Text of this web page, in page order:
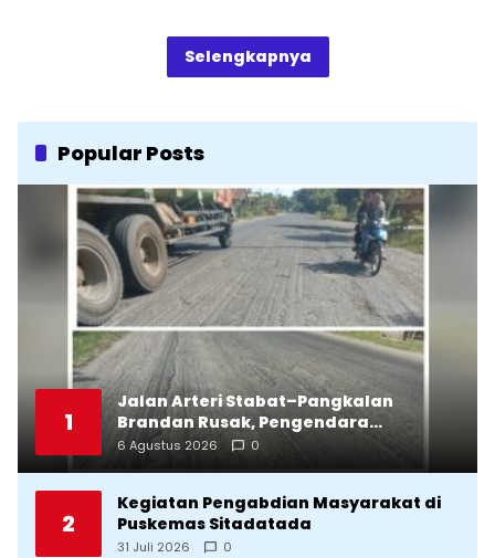
Selengkapnya
Popular Posts
1
Jalan Arteri Stabat–Pangkalan
Brandan Rusak, Pengendara
Terancam Celaka
6 Agustus 2026 0
2
Kegiatan Pengabdian Masyarakat di
Puskemas Sitadatada
31 Juli 2026 0